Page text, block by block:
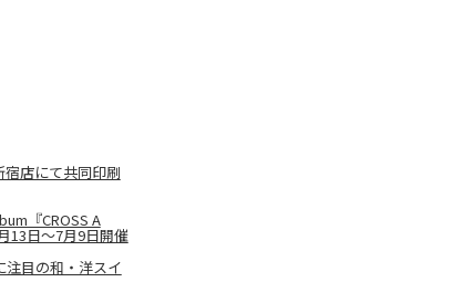
店にて共同印刷
『CROSS A
13日～7月9日開催
目の和・洋スイ